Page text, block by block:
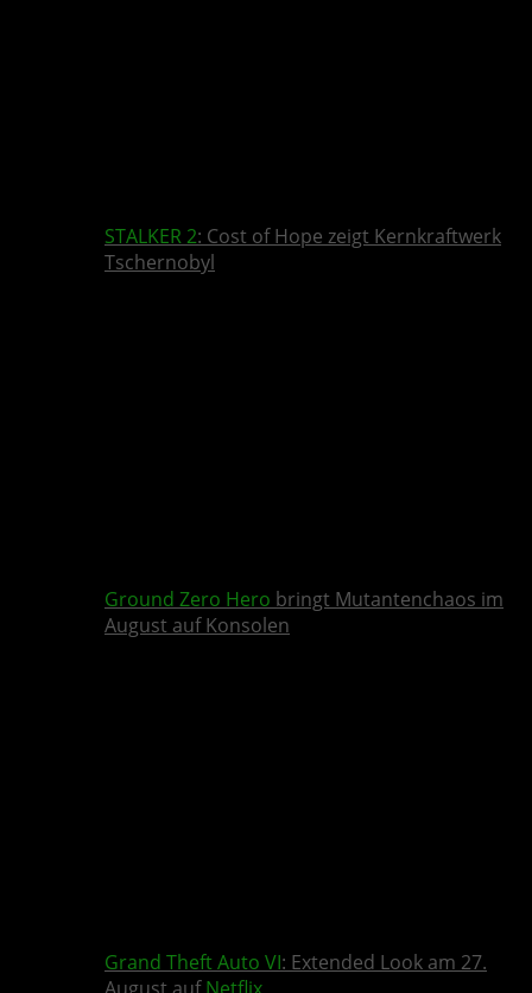
STALKER 2: Cost of Hope zeigt Kernkraftwerk
Tschernobyl
Ground Zero Hero bringt Mutantenchaos im
August auf Konsolen
Grand Theft Auto VI: Extended Look am 27.